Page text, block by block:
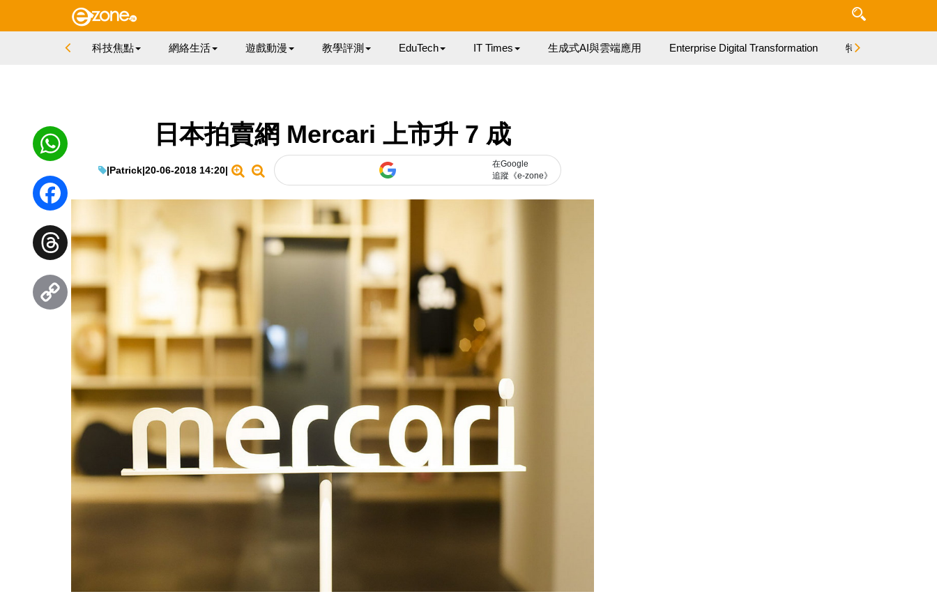
科技焦點 網絡生活 遊戲動漫 教學評測 EduTech IT Times 生成式AI與雲端應用 Enterprise Digital Transformation 特集
日本拍賣網 Mercari 上市升 7 成
|Patrick|20-06-2018 14:20|
在Google
追蹤《e-zone》
WhatsApp
Facebook
Threads
Copy